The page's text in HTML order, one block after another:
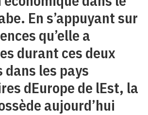
En s’appuyant sur
qu’elle a
durant ces deux
dans les pays
dEurope de lEst, la
aujourd’hui